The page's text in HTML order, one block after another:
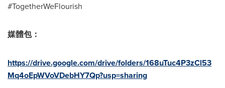
#TogetherWeFlourish
媒體包：
https://drive.google.com/drive/folders/168uTuc4P3zCl53
Mq4oEpWVoVDebHY7Qp?usp=sharing